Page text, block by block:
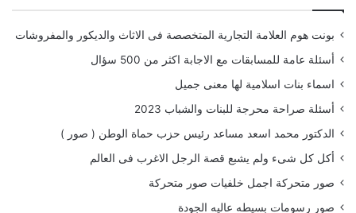
بونت هوم العلامة التجارية المتخصصة فى الاثاث والديكور والمفروشات
أسئلة عامة للمسابقات مع الاجابة اكثر من 500 سؤال
اسماء بنات اسلامية لها معنى جميل
أسئلة صراحة محرجة للبنات والشباب 2023
الدكتور محمد اسعد مساعد رئيس حزب حماة الوطن ( صور )
أكل كل شىء ولم يشبع قصة الرجل الاغرب فى العالم
صور متحركة اجمل خلفيات صور متحركة
صور رسومات بسيطه عاليه الجودة